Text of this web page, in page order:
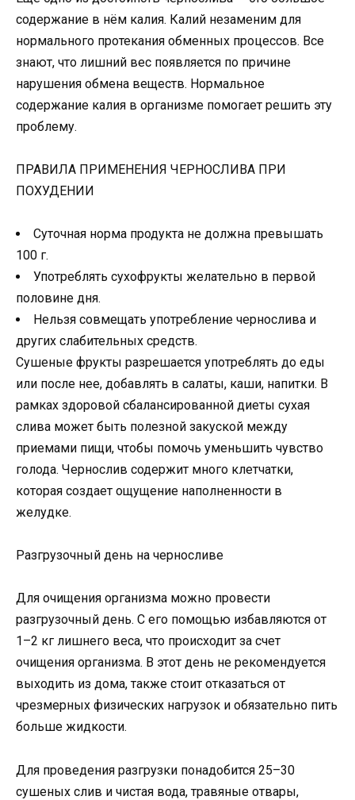
содержание в нём калия. Калий незаменим для
нормального протекания обменных процессов. Все
знают, что лишний вес появляется по причине
нарушения обмена веществ. Нормальное
содержание калия в организме помогает решить эту
проблему.
ПРАВИЛА ПРИМЕНЕНИЯ ЧЕРНОСЛИВА ПРИ
ПОХУДЕНИИ
Суточная норма продукта не должна превышать
100 г.
Употреблять сухофрукты желательно в первой
половине дня.
Нельзя совмещать употребление чернослива и
других слабительных средств.
Сушеные фрукты разрешается употреблять до еды
или после нее, добавлять в салаты, каши, напитки. В
рамках здоровой сбалансированной диеты сухая
слива может быть полезной закуской между
приемами пищи, чтобы помочь уменьшить чувство
голода. Чернослив содержит много клетчатки,
которая создает ощущение наполненности в
желудке.
Разгрузочный день на черносливе
Для очищения организма можно провести
разгрузочный день. С его помощью избавляются от
1–2 кг лишнего веса, что происходит за счет
очищения организма. В этот день не рекомендуется
выходить из дома, также стоит отказаться от
чрезмерных физических нагрузок и обязательно пить
больше жидкости.
Для проведения разгрузки понадобится 25–30
сушеных слив и чистая вода, травяные отвары,